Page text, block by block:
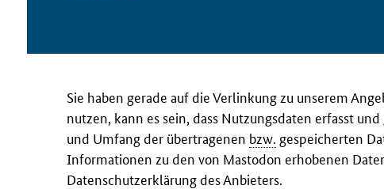
Sie haben gerade auf die Verlinkung zu unserem
nutzen, kann es sein, dass Nutzungsdaten erfasst
und Umfang der übertragenen bzw. gespeicherten
Informationen zu den von Mastodon erhobenen
Datenschutzerklärung des Anbieters.